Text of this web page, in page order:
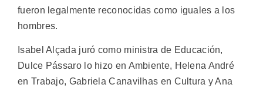
fueron legalmente reconocidas como iguales a los
hombres.
Isabel Alçada juró como ministra de Educación,
Dulce Pássaro lo hizo en Ambiente, Helena André
en Trabajo, Gabriela Canavilhas en Cultura y Ana